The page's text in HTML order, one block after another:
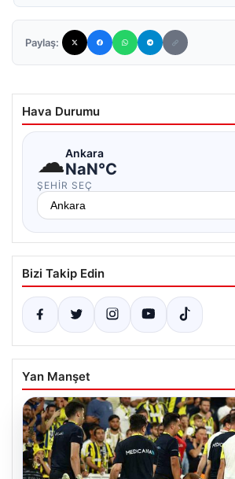
Paylaş:
Hava Durumu
☁Ankara
NaN°C
ŞEHIR SEÇ
Bizi Takip Edin
Yan Manşet